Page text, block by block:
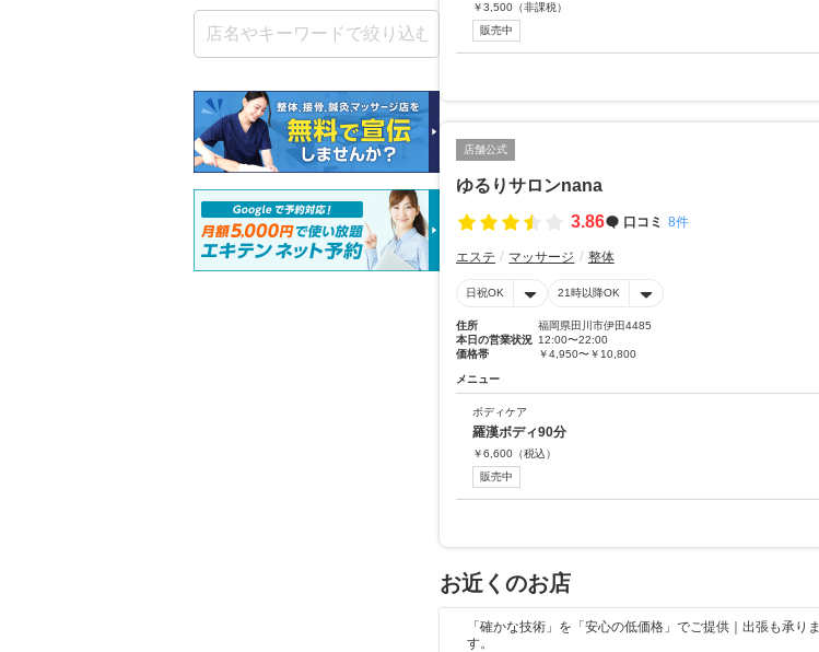
￥3,500 （非課税）
販売中
店舗公式
ゆるりサロンnana
3.86
口コミ 8件
エステ マッサージ 整体
日祝OK 21時以降OK
住所
福岡県田川市伊田4485
本日の営業状況 12:00〜22:00
価格帯
￥4,950〜￥10,800
メニュー
ボディケア
羅漢ボディ90分
￥6,600 （税込）
販売中
お近くのお店
「確かな技術」を「安心の低価格」でご提供｜出張も承りま
す。